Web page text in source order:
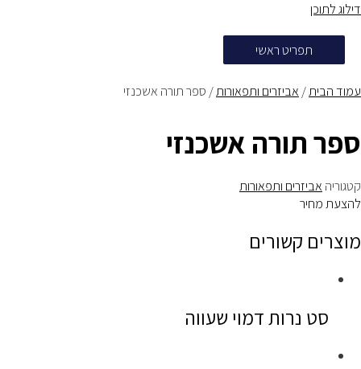
דילוג לתוכן
תפריט ראשי
עמוד הבית/ אביזרים ותפאורות/ ספר תורה אשכנזי
ספר תורה אשכנזי
קטגוריה אביזרים ותפאורות
להצעת מחיר
מוצרים קשורים
סט נרות דמוי שעווה